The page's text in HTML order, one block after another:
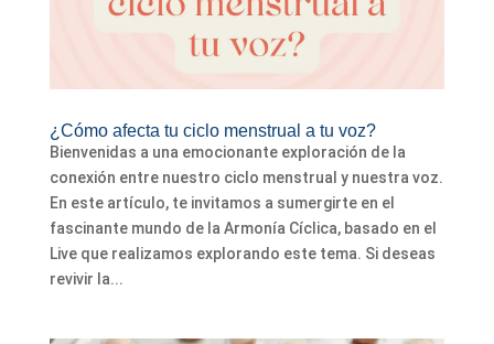
¿Cómo afecta tu ciclo menstrual a tu voz?
Bienvenidas a una emocionante exploración de la
conexión entre nuestro ciclo menstrual y nuestra voz.
En este artículo, te invitamos a sumergirte en el
fascinante mundo de la Armonía Cíclica, basado en el
Live que realizamos explorando este tema. Si deseas
revivir la...